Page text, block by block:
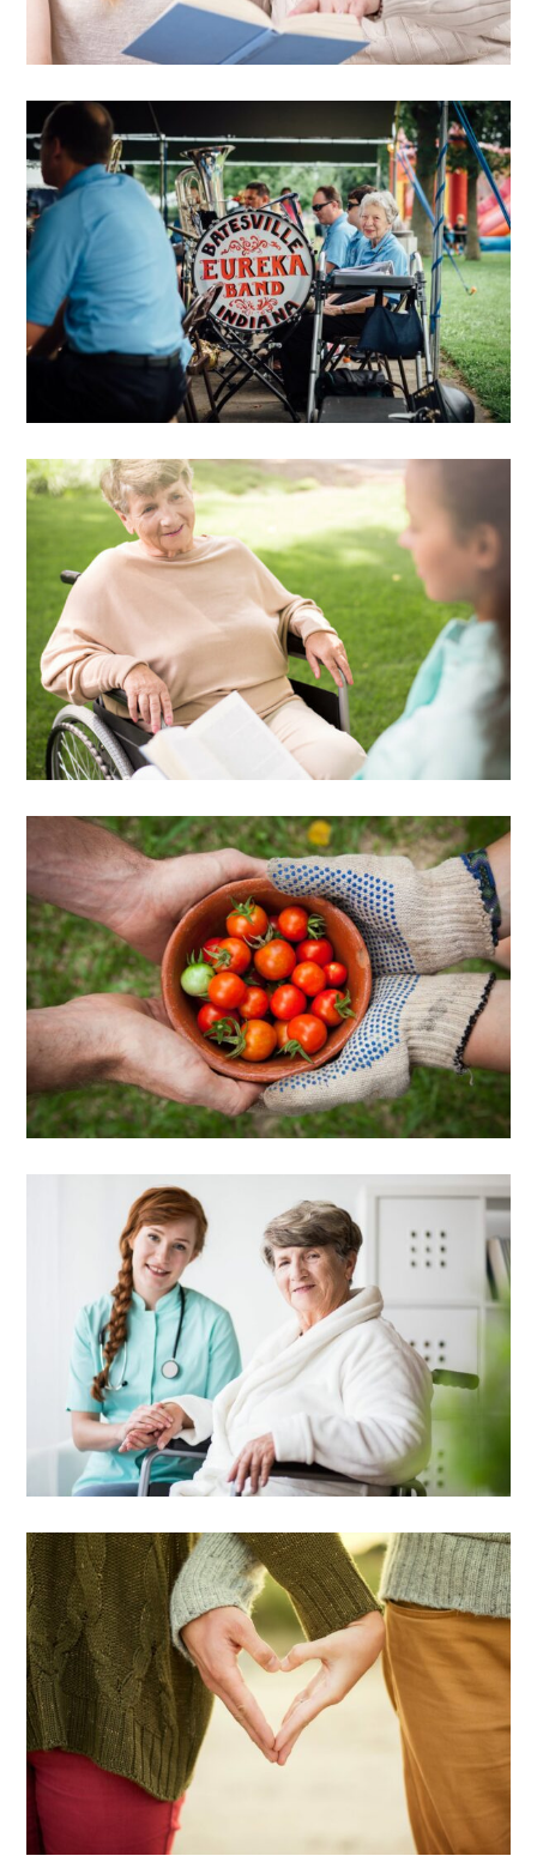
Education center Free guide
Consumer rights
VIEW DETAIL
Training and Support
Advisor care giving guide
VIEW DETAIL
Education center
Calculating the cost of care
VIEW DETAIL
Photos Gallery
NanoCare historical photos
VIEW DETAIL
Free guide
When is home care helpful?
VIEW DETAIL